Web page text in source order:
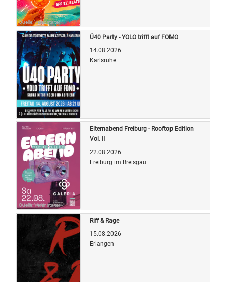
Quelle: Veranstalter
Quelle: Veranstalter
Ü40 Party - YOLO trifft auf FOMO
14.08.2026
Karlsruhe
Quelle: Veranstalter
Elternabend Freiburg - Rooftop Edition
Vol. II
22.08.2026
Freiburg im Breisgau
Riff & Rage
15.08.2026
Erlangen